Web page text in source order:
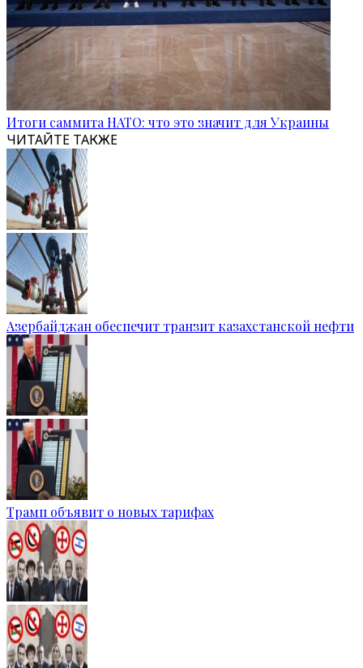
Итоги саммита НАТО: что это значит для Украины
ЧИТАЙТЕ ТАКЖЕ
Азербайджан обеспечит транзит казахстанской нефти
Трамп объявит о новых тарифах